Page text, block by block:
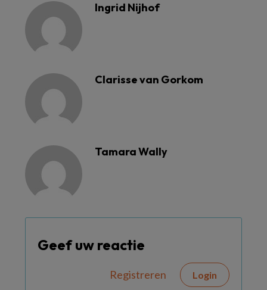
Ingrid Nijhof
Clarisse van Gorkom
Tamara Wally
Geef uw reactie
Registreren Login